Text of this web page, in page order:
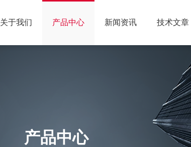
关于我们 产品中心 新闻资讯 技术文章
产品中心